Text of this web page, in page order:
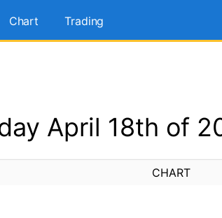
Chart Trading
April 18th of
CHART